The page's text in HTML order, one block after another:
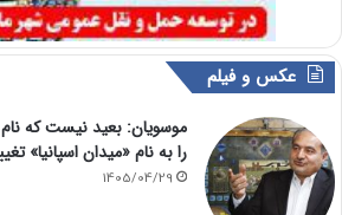
عکس و فیلم
موسویان: بعید نیست که نام
را به نام «میدان اسپانیا»
1405/04/29